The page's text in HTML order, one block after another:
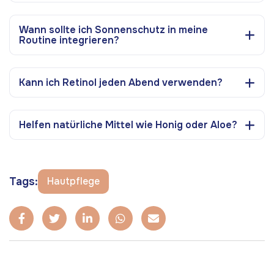
Wann sollte ich Sonnenschutz in meine
Routine integrieren?
Kann ich Retinol jeden Abend verwenden?
Helfen natürliche Mittel wie Honig oder Aloe?
Tags: Hautpflege